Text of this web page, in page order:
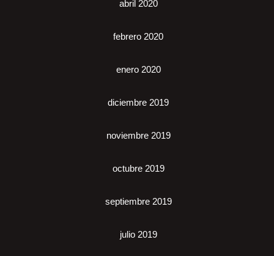
abril 2020
febrero 2020
enero 2020
diciembre 2019
noviembre 2019
octubre 2019
septiembre 2019
julio 2019